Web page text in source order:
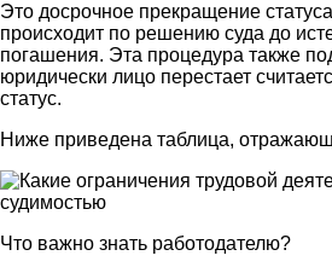
Это досрочное прекращение
происходит по решению суда до
погашения. Эта процедура также
юридически лицо перестает
статус.
Ниже приведена таблица,
Что важно знать работодателю?